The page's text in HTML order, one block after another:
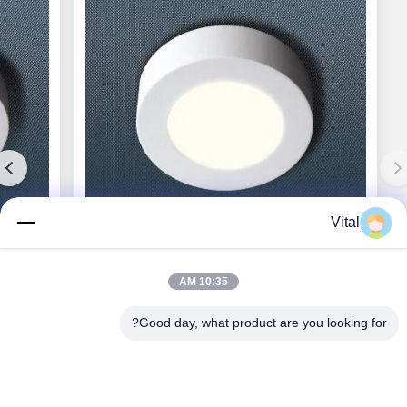
بهترین قیمت رو بدست بیار
Vital
10:35 AM
Good day, what product are you looking for?